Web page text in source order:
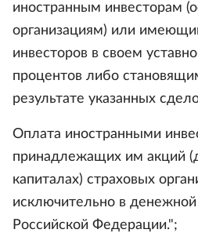
иностранным инвесторам
организациям) или
инвесторов в своем
процентов либо
результате указанных
Оплата иностранными
принадлежащих им акций
капиталах) страховых
исключительно в
Российской Федерации.";